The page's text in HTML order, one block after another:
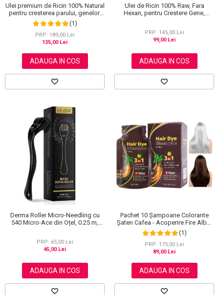
Ulei premium de Ricin 100% Natural
pentru cresterea parului, genelor,
sprancenelor si unghiilor, Aliver 120
ml
(1)
PRP: 189,00 Lei
135,00 Lei
ADAUGA IN COS
Ulei de Ricin 100% Raw, Fara
Hexan, pentru Crestere Gene,
PRP: 145,00 Lei
99,00 Lei
ADAUGA IN COS
Derma Roller Micro-Needling cu
540 Micro-Ace din Oțel, 0.25 m,
PRP: 65,00 Lei
45,00 Lei
ADAUGA IN COS
Pachet 10 Șampoane Colorante
Șaten Cafea - Acoperire Fire Albe,
10x30ml (1)
PRP: 175,00 Lei
89,00 Lei
ADAUGA IN COS